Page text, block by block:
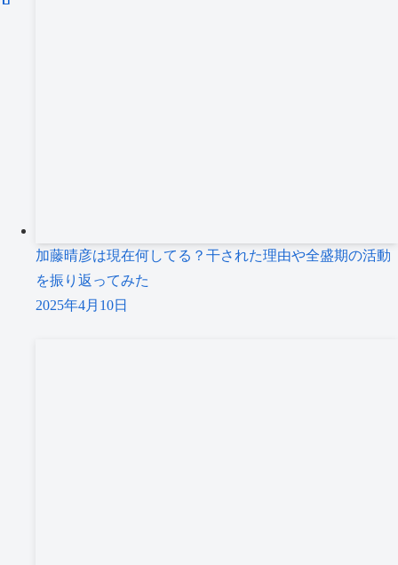
加藤晴彦は現在何してる？干された理由や全盛期の活動
を振り返ってみた
2025年4月10日